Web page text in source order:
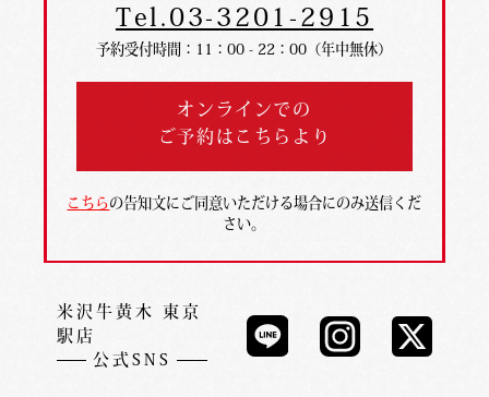
Tel.03-3201-2915
予約受付時間：11：00 - 22：00（年中無休）
オンラインでの
ご予約はこちらより
こちら の告知文にご同意いただける場合にのみ送信くだ
さい。
米沢牛黄木 東京
駅店
公式SNS